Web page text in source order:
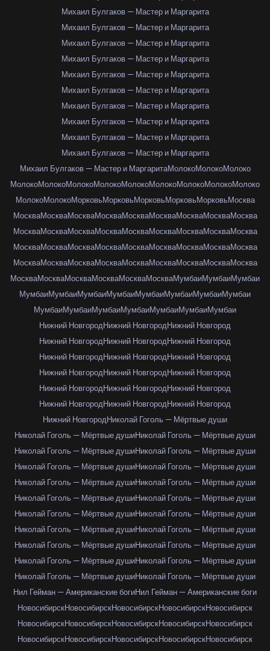
Михаил Булгаков — Мастер и Маргарита
Михаил Булгаков — Мастер и Маргарита
Михаил Булгаков — Мастер и Маргарита
Михаил Булгаков — Мастер и Маргарита
Михаил Булгаков — Мастер и Маргарита
Михаил Булгаков — Мастер и Маргарита
Михаил Булгаков — Мастер и Маргарита
Михаил Булгаков — Мастер и Маргарита
Михаил Булгаков — Мастер и Маргарита
Михаил Булгаков — Мастер и Маргарита
Михаил Булгаков — Мастер и МаргаритаМолокоМолокоМолоко
МолокоМолокоМолокоМолокоМолокоМолокоМолокоМолокоМолоко
МолокоМолокоМорковьМорковьМорковьМорковьМорковьМосква
МоскваМоскваМоскваМоскваМоскваМоскваМоскваМоскваМосква
МоскваМоскваМоскваМоскваМоскваМоскваМоскваМоскваМосква
МоскваМоскваМоскваМоскваМоскваМоскваМоскваМоскваМосква
МоскваМоскваМоскваМоскваМоскваМоскваМоскваМоскваМосква
МоскваМоскваМоскваМоскваМоскваМоскваМумбаиМумбаиМумбаи
МумбаиМумбаиМумбаиМумбаиМумбаиМумбаиМумбаиМумбаи
МумбаиМумбаиМумбаиМумбаиМумбаиМумбаиМумбаи
Нижний НовгородНижний НовгородНижний Новгород
Нижний НовгородНижний НовгородНижний Новгород
Нижний НовгородНижний НовгородНижний Новгород
Нижний НовгородНижний НовгородНижний Новгород
Нижний НовгородНижний НовгородНижний Новгород
Нижний НовгородНижний НовгородНижний Новгород
Нижний НовгородНиколай Гоголь — Мёртвые души
Николай Гоголь — Мёртвые душиНиколай Гоголь — Мёртвые души
Николай Гоголь — Мёртвые душиНиколай Гоголь — Мёртвые души
Николай Гоголь — Мёртвые душиНиколай Гоголь — Мёртвые души
Николай Гоголь — Мёртвые душиНиколай Гоголь — Мёртвые души
Николай Гоголь — Мёртвые душиНиколай Гоголь — Мёртвые души
Николай Гоголь — Мёртвые душиНиколай Гоголь — Мёртвые души
Николай Гоголь — Мёртвые душиНиколай Гоголь — Мёртвые души
Николай Гоголь — Мёртвые душиНиколай Гоголь — Мёртвые души
Николай Гоголь — Мёртвые душиНиколай Гоголь — Мёртвые души
Николай Гоголь — Мёртвые душиНиколай Гоголь — Мёртвые души
Нил Гейман — Американские богиНил Гейман — Американские боги
НовосибирскНовосибирскНовосибирскНовосибирскНовосибирск
НовосибирскНовосибирскНовосибирскНовосибирскНовосибирск
НовосибирскНовосибирскНовосибирскНовосибирскНовосибирск